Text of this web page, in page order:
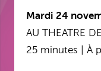
Mardi 24
AU THEATRE
25 minutes | À